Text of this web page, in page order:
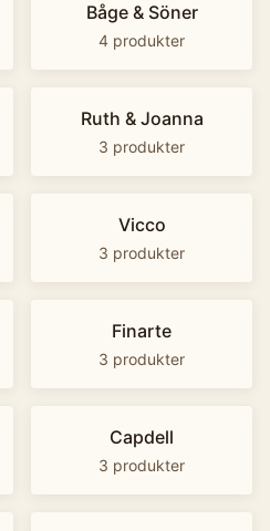
Båge & Söner
4 produkter
Ruth & Joanna
3 produkter
Vicco
3 produkter
Finarte
3 produkter
Capdell
3 produkter